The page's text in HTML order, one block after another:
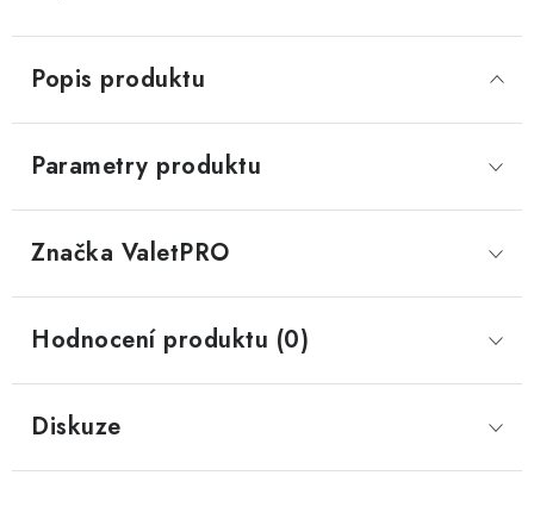
Popis produktu
Parametry produktu
Značka ValetPRO
Hodnocení produktu (0)
Diskuze